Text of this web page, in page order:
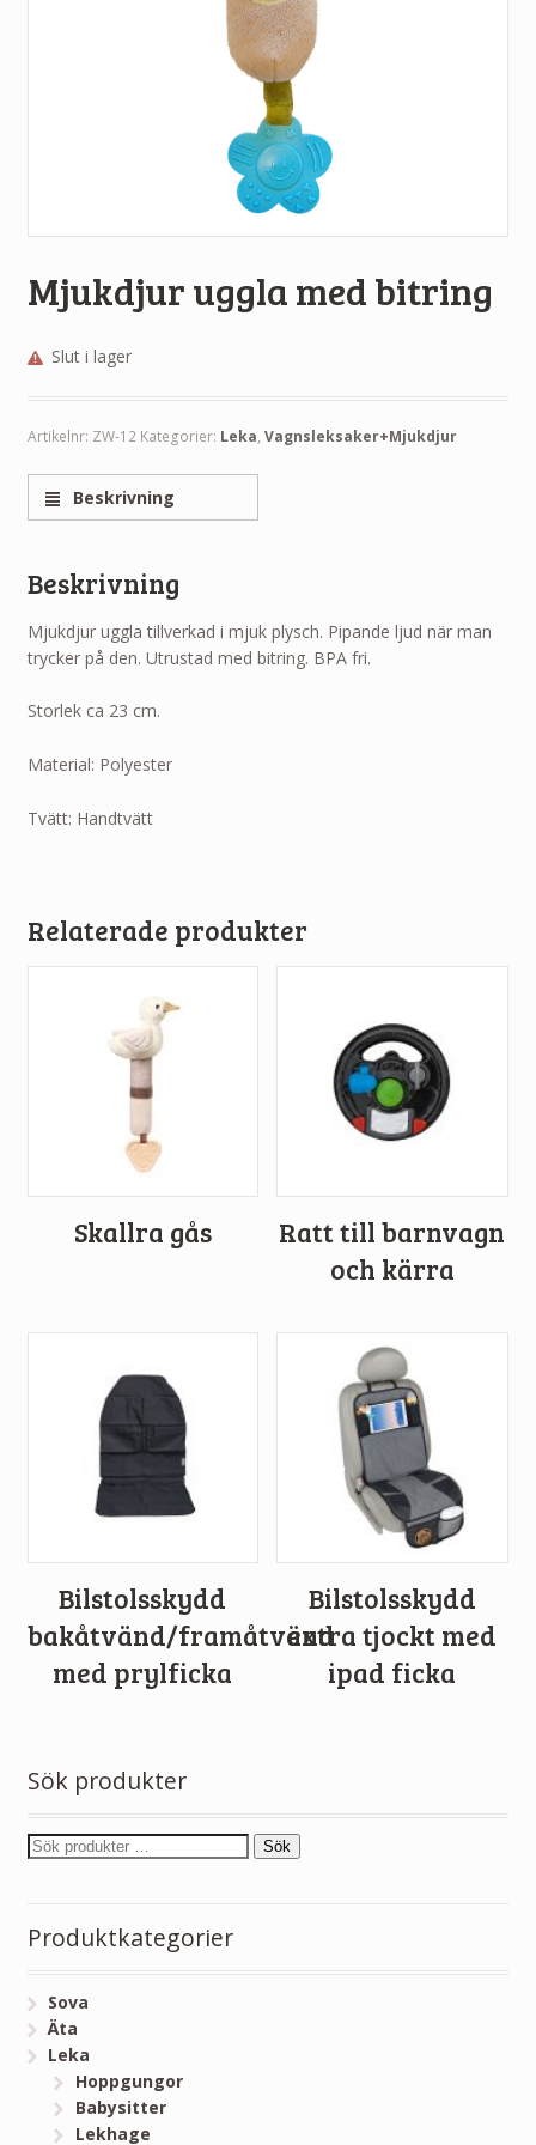
Mjukdjur uggla med bitring
Slut i lager
Artikelnr: ZW-12 Kategorier: Leka, Vagnsleksaker+Mjukdjur
Beskrivning
Beskrivning
Mjukdjur uggla tillverkad i mjuk plysch. Pipande ljud när man
trycker på den. Utrustad med bitring. BPA fri.
Storlek ca 23 cm.
Material: Polyester
Tvätt: Handtvätt
Relaterade produkter
Skallra gås
Ratt till barnvagn
och kärra
Bilstolsskydd
bakåtvänd/framåtvänd
med prylficka
Bilstolsskydd
extra tjockt med
ipad ficka
Sök produkter
Sök
Produktkategorier
Sova
Äta
Leka
Hoppgungor
Babysitter
Lekhage